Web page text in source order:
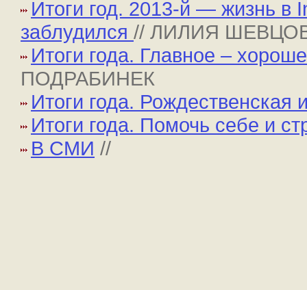
Итоги год. 2013-й — жизнь в
заблудился // ЛИЛИЯ
Итоги года. Главное –
ПОДРАБИНЕК
Итоги года. Рождественская
Итоги года. Помочь себе и
В СМИ //